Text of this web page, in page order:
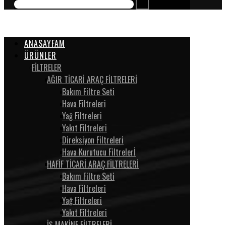
ANASAYFAM
ÜRÜNLER
FİLTRELER
AĞIR TİCARİ ARAÇ FİLTRELERİ
Bakım Filtre Seti
Hava Filtreleri
Yağ Filtreleri
Yakıt Filtreleri
Direksiyon Filtreleri
Hava Kurutucu Filtrelerİ
HAFİF TİCARİ ARAÇ FİLTRELERİ
Bakım Filtre Seti
Hava Filtreleri
Yağ Filtreleri
Yakıt Filtreleri